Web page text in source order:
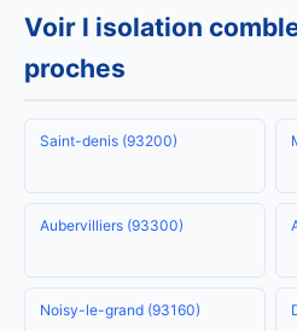
Voir l isolation
proches
Saint-denis (93200)
Aubervilliers (93300)
Noisy-le-grand (93160)